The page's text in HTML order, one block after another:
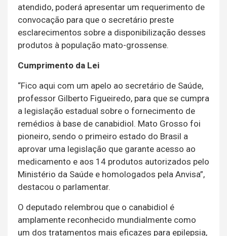
atendido, poderá apresentar um requerimento de
convocação para que o secretário preste
esclarecimentos sobre a disponibilização desses
produtos à população mato-grossense.
Cumprimento da Lei
“Fico aqui com um apelo ao secretário de Saúde,
professor Gilberto Figueiredo, para que se cumpra
a legislação estadual sobre o fornecimento de
remédios à base de canabidiol. Mato Grosso foi
pioneiro, sendo o primeiro estado do Brasil a
aprovar uma legislação que garante acesso ao
medicamento e aos 14 produtos autorizados pelo
Ministério da Saúde e homologados pela Anvisa”,
destacou o parlamentar.
O deputado relembrou que o canabidiol é
amplamente reconhecido mundialmente como
um dos tratamentos mais eficazes para epilepsia,